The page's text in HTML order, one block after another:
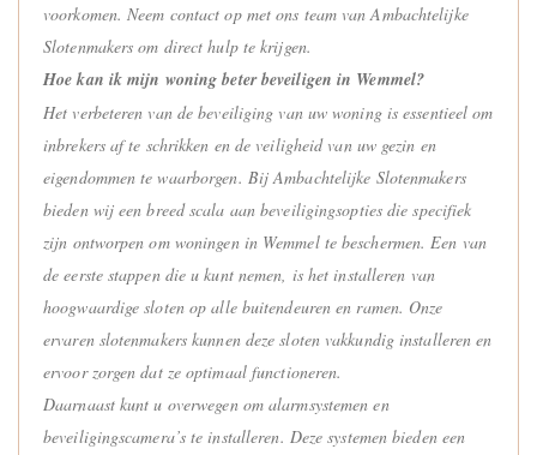
voorkomen. Neem contact op met ons team van Ambachtelijke
Slotenmakers om direct hulp te krijgen.
Hoe kan ik mijn woning beter beveiligen in Wemmel?
Het verbeteren van de beveiliging van uw woning is essentieel om
inbrekers af te schrikken en de veiligheid van uw gezin en
eigendommen te waarborgen. Bij Ambachtelijke Slotenmakers
bieden wij een breed scala aan beveiligingsopties die specifiek
zijn ontworpen om woningen in Wemmel te beschermen. Een van
de eerste stappen die u kunt nemen, is het installeren van
hoogwaardige sloten op alle buitendeuren en ramen. Onze
ervaren slotenmakers kunnen deze sloten vakkundig installeren en
ervoor zorgen dat ze optimaal functioneren.
Daarnaast kunt u overwegen om alarmsystemen en
beveiligingscamera’s te installeren. Deze systemen bieden een